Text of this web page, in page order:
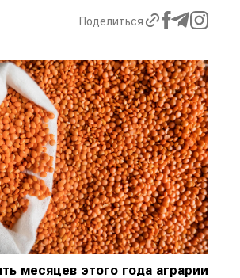
Поделиться
месяцев этого года аграрии